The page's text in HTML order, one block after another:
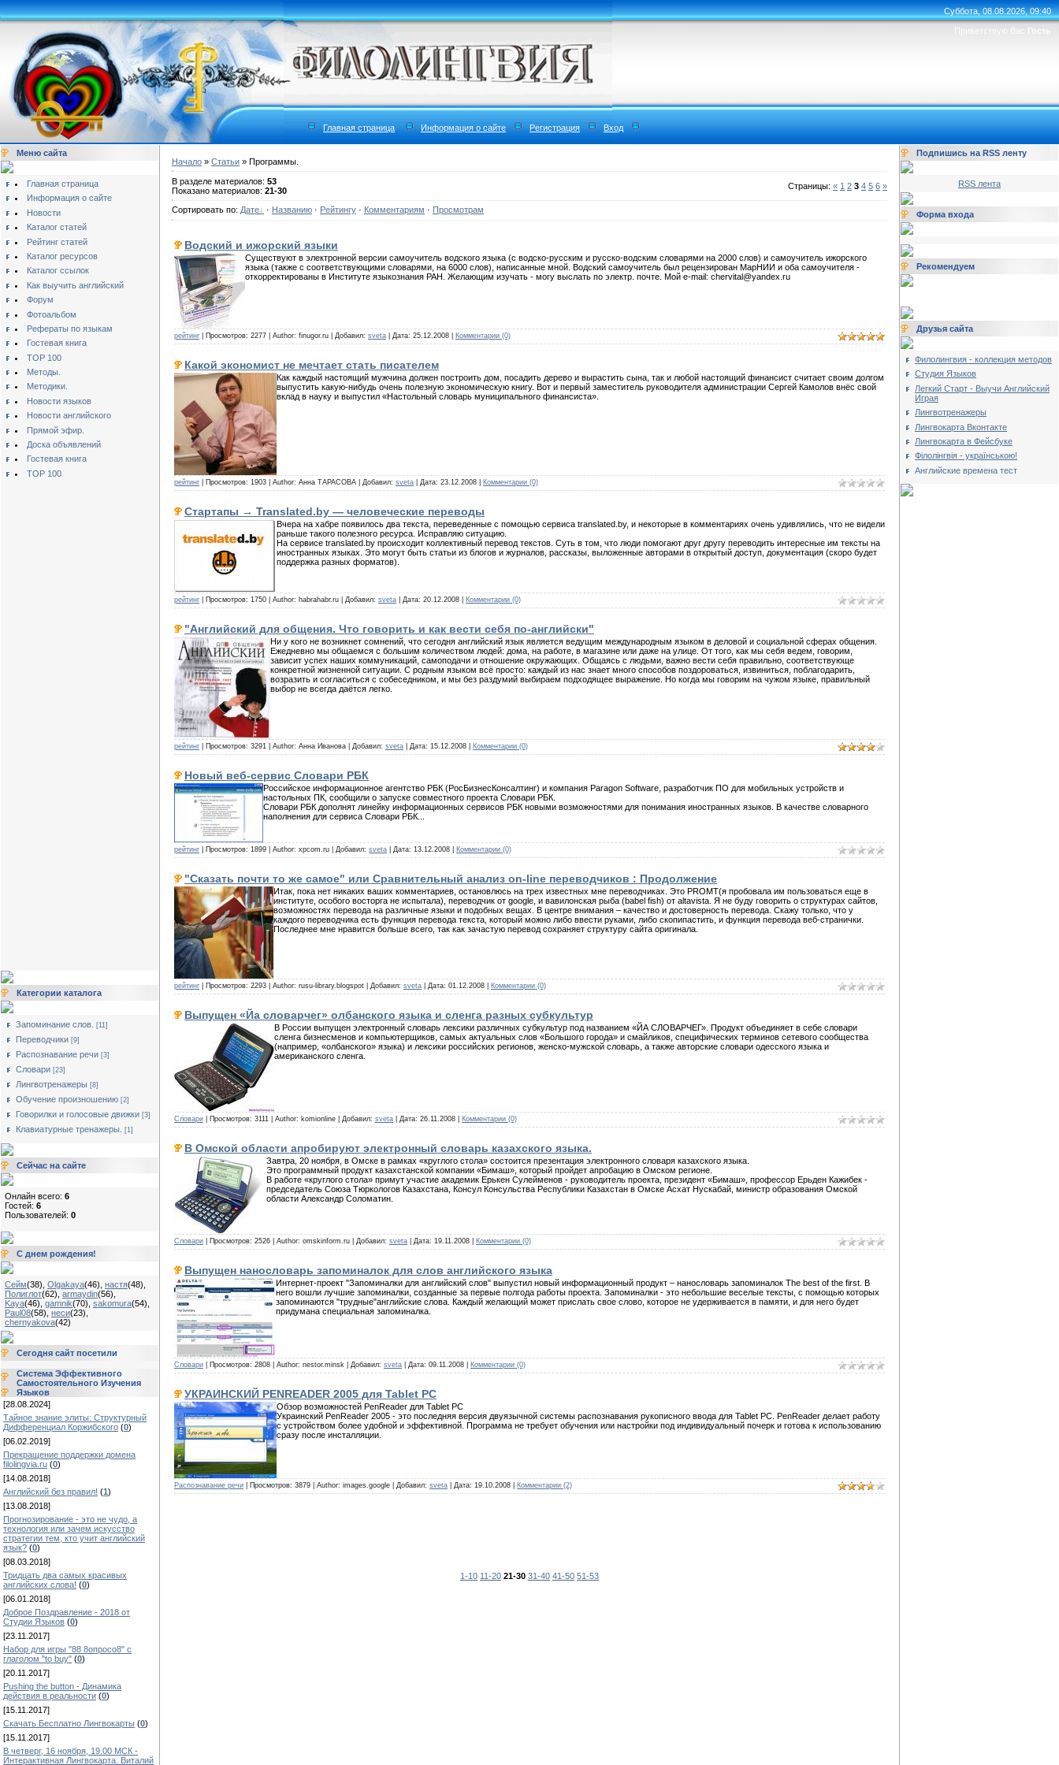
Суббота, 08.08.2026, 09:40
Приветствую Вас Гость
Главная страница Информация о сайте Регистрация Вход
Меню сайта
Главная страница
Информация о сайте
Новости
Каталог статей
Рейтинг статей
Каталог ресурсов
Каталог ссылок
Как выучить английский
Форум
Фотоальбом
Рефераты по языкам
Гостевая книга
TOP 100
Методы.
Методики.
Новости языков
Новости английского
Прямой эфир.
Доска объявлений
Гостевая книга
TOP 100
Категории каталога
Запоминание слов. [11]
Переводчики [9]
Распознавание речи [3]
Словари [23]
Лингвотренажеры [8]
Обучение произношению [2]
Говорилки и голосовые движки [3]
Клавиатурные тренажеры. [1]
Сейчас на сайте
Онлайн всего: 6
Гостей: 6
Пользователей: 0
С днем рождения!
Сейм(38) Olgakaya(46) настя(48)
Полиглот(62) armaydin(56)
Kaya(46) gamnik(70) sakomura(54)
Paul08(58) неси(23)
chernyakova(42)
Сегодня сайт посетили
Система Эффективного
Самостоятельного Изучения
Языков
[28.08.2024]
Тайное знание элиты: Структурный
Дифференциал Коржибского (0)
[06.02.2019]
Прекращение поддержки домена
filolingvia.ru (0)
[14.08.2018]
Английский без правил! (1)
[13.08.2018]
Прогнозирование - это не чудо, а
технология или зачем искусство
стратегии тем, кто учит английский
язык? (0)
[08.03.2018]
Тридцать два самых красивых
английских слова! (0)
[06.01.2018]
Доброе Поздравление - 2018 от
Студии Языков (0)
[23.11.2017]
Набор для игры "88 8опросо8" с
глаголом "to buy" (0)
[20.11.2017]
Pushing the button - Динамика
действия в реальности (0)
[15.11.2017]
Скачать Бесплатно Лингвокарты (0)
[15.11.2017]
В четверг, 16 ноября, 19.00 МСК -
Интерактивная Лингвокарта. Виталий
Начало » Статьи » Программы.
В разделе материалов: 53
Показано материалов: 21-30 Страницы: « 1 2 3 4 5 6 »
Сортировать по: Дате · Названию · Рейтингу · Комментариям · Просмотрам
Водский и ижорский языки
Существуют в электронной версии самоучитель водского языка (с водско-русским и русско-водским словарями на 2000 слов) и самоучитель ижорского
языка (также с соответствующими словарями, на 6000 слов), написанные мной. Водский самоучитель был рецензирован МарНИИ и оба самоучителя -
откорректированы в Институте языкознания РАН. Желающим изучать - могу выслать по электр. почте. Мой e-mail: chervital@yandex.ru
рейтинг | Просмотров: 2277 | Author: finugor.ru | Добавил: sveta | Дата: 25.12.2008 Комментарии (0)
Какой экономист не мечтает стать писателем
Как каждый настоящий мужчина должен построить дом, посадить дерево и вырастить сына, так и любой настоящий финансист считает своим долгом
выпустить какую-нибудь очень полезную экономическую книгу. Вот и первый заместитель руководителя администрации Сергей Камолов внёс свой
вклад в науку и выпустил «Настольный словарь муниципального финансиста».
рейтинг | Просмотров: 1903 | Author: Анна ТАРАСОВА | Добавил: sveta | Дата: 23.12.2008 Комментарии (0)
Стартапы → Translated.by — человеческие переводы
Вчера на хабре появилось два текста, переведенные с помощью сервиса translated.by, и некоторые в комментариях очень удивлялись, что не видели
раньше такого полезного ресурса. Исправляю ситуацию.
На сервисе translated.by происходит коллективный перевод текстов. Cуть в том, что люди помогают друг другу переводить интересные им тексты на
иностранных языках. Это могут быть статьи из блогов и журналов, рассказы, выложенные авторами в открытый доступ, документация (скоро будет
поддержка разных форматов).
рейтинг | Просмотров: 1750 | Author: habrahabr.ru | Добавил: sveta | Дата: 20.12.2008 Комментарии (0)
"Английский для общения. Что говорить и как вести себя по-английски"
Ни у кого не возникнет сомнений, что сегодня английский язык является ведущим международным языком в деловой и социальной сферах общения.
Ежедневно мы общаемся с большим количеством людей: дома, на работе, в магазине или даже на улице. От того, как мы себя ведем, говорим,
зависит успех наших коммуникаций, самоподачи и отношение окружающих. Общаясь с людьми, важно вести себя правильно, соответствующе
конкретной жизненной ситуации. С родным языком всё просто: каждый из нас знает много способов поздороваться, извиниться, поблагодарить,
возразить и согласиться с собеседником, и мы без раздумий выбираем подходящее выражение. Но когда мы говорим на чужом языке, правильный
выбор не всегда даётся легко.
рейтинг | Просмотров: 3291 | Author: Анна Иванова | Добавил: sveta | Дата: 15.12.2008 Комментарии (0)
Новый веб-сервис Словари РБК
Российское информационное агентство РБК (РосБизнесКонсалтинг) и компания Paragon Software, разработчик ПО для мобильных устройств и
настольных ПК, сообщили о запуске совместного проекта Словари РБК.
Словари РБК дополнят линейку информационных сервисов РБК новыми возможностями для понимания иностранных языков. В качестве словарного
наполнения для сервиса Словари РБК...
рейтинг | Просмотров: 1899 | Author: xpcom.ru | Добавил: sveta | Дата: 13.12.2008 Комментарии (0)
"Сказать почти то же самое" или Сравнительный анализ on-line переводчиков : Продолжение
Итак, пока нет никаких ваших комментариев, остановлюсь на трех известных мне переводчиках. Это PROMT(я пробовала им пользоваться еще в
институте, особого восторга не испытала), переводчик от google, и вавилонская рыба (babel fish) от altavista. Я не буду говорить о структурах сайтов,
возможностях перевода на различные языки и подобных вещах. В центре внимания – качество и достоверность перевода. Скажу только, что у
каждого переводчика есть функция перевода текста, который можно либо ввести руками, либо скопипастить, и функция перевода веб-странички.
Последнее мне нравится больше всего, так как зачастую перевод сохраняет структуру сайта оригинала.
рейтинг | Просмотров: 2293 | Author: rusu-library.blogspot | Добавил: sveta | Дата: 01.12.2008 Комментарии (0)
Выпущен «Йа словарчег» олбанского языка и сленга разных субкультур
В России выпущен электронный словарь лексики различных субкультур под названием «ЙА СЛОВАРЧЕГ». Продукт объединяет в себе словари
сленга бизнесменов и компьютерщиков, самых актуальных слов «Большого города» и смайликов, специфических терминов сетевого сообщества
(например, «олбанского» языка) и лексики российских регионов, женско-мужской словарь, а также авторские словари одесского языка и
американского сленга.
Словари | Просмотров: 3111 | Author: komionline | Добавил: sveta | Дата: 26.11.2008 Комментарии (0)
В Омской области апробируют электронный словарь казахского языка.
Завтра, 20 ноября, в Омске в рамках «круглого стола» состоится презентация электронного словаря казахского языка.
Это программный продукт казахстанской компании «Бимаш», который пройдет апробацию в Омском регионе.
В работе «круглого стола» примут участие академик Ерькен Сулейменов - руководитель проекта, президент «Бимаш», профессор Ерьден Кажибек -
председатель Союза Тюркологов Казахстана, Консул Консульства Республики Казахстан в Омске Асхат Нускабай, министр образования Омской
области Александр Соломатин.
Словари | Просмотров: 2526 | Author: omskinform.ru | Добавил: sveta | Дата: 19.11.2008 Комментарии (0)
Выпущен нанословарь запоминалок для слов английского языка
Интернет-проект "Запоминалки для английский слов" выпустил новый информационный продукт – нанословарь запоминалок The best of the first. В
него вошли лучшие запоминалки, созданные за первые полгода работы проекта. Запоминалки - это небольшие веселые тексты, с помощью которых
запоминаются "трудные"английские слова. Каждый желающий может прислать свое слово, которое не удерживается в памяти, и для него будет
придумана специальная запоминалка.
Словари | Просмотров: 2808 | Author: nestor.minsk | Добавил: sveta | Дата: 09.11.2008 Комментарии (0)
УКРАИНСКИЙ PENREADER 2005 для Tablet PC
Обзор возможностей PenReader для Tablet PC
Украинский PenReader 2005 - это последняя версия двуязычной системы распознавания рукописного ввода для Tablet PC. PenReader делает работу
с устройством более удобной и эффективной. Программа не требует обучения или настройки под индивидуальный почерк и готова к использованию
сразу после инсталляции.
Распознавание речи | Просмотров: 3879 | Author: images.google | Добавил: sveta | Дата: 19.10.2008 Комментарии (2)
1-10 11-20 21-30 31-40 41-50 51-53
Подпишись на RSS ленту
RSS лента
Форма входа
Рекомендуем
Друзья сайта
Филолингвия - коллекция методов
Студия Языков
Легкий Старт - Выучи Английский
Играя
Лингвотренажеры
Лингвокарта Вконтакте
Лингвокарта в Фейсбуке
Філолінгвія - українською!
Английские времена тест